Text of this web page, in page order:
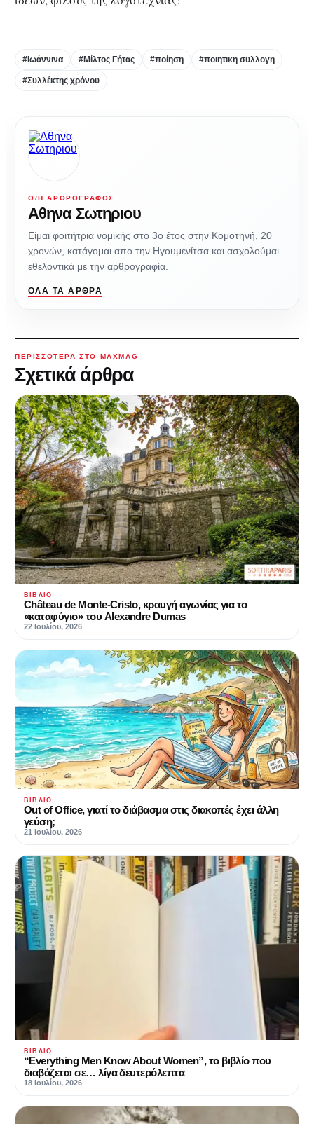
#Ιωάννινα #Μίλτος Γήτας #ποίηση #ποιητικη συλλογη
#Συλλέκτης χρόνου
Ο/Η ΑΡΘΡΟΓΡΆΦΟΣ
Αθηνα Σωτηριου
Είμαι φοιτήτρια νομικής στο 3ο έτος στην Κομοτηνή, 20
χρονών, κατάγομαι απο την Ηγουμενίτσα και ασχολούμαι
εθελοντικά με την αρθρογραφία.
ΌΛΑ ΤΑ ΆΡΘΡΑ
ΠΕΡΙΣΣΌΤΕΡΑ ΣΤΟ MAXMAG
Σχετικά άρθρα
ΒΙΒΛΊΟ
Château de Monte-Cristo, κραυγή αγωνίας για το
«καταφύγιο» του Alexandre Dumas
22 Ιουλίου, 2026
ΒΙΒΛΊΟ
Out of Office, γιατί το διάβασμα στις διακοπές έχει άλλη
γεύση;
21 Ιουλίου, 2026
ΒΙΒΛΊΟ
“Everything Men Know About Women”, το βιβλίο που
διαβάζεται σε… λίγα δευτερόλεπτα
18 Ιουλίου, 2026